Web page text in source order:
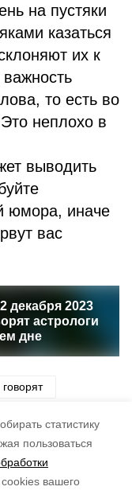
статистику
пользоваться
вашего
Telegram
на пустяки
казаться
их к
то есть во
неплохо в
выводить
юмора, иначе
вас
декабря 2023
астрологи
дне
зодиака